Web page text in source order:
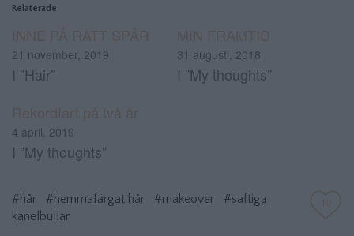
Relaterade
21 november, 2019
I ”Hair”
31 augusti, 2018
I ”My thoughts”
4 april, 2019
I ”My thoughts”
#hår #hemmafärgat hår #makeover
#saftiga
kanelbullar